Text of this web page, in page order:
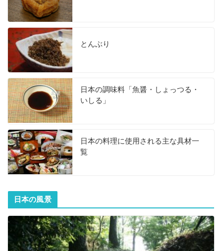
とんぶり
日本の調味料「魚醤・しょっつる・
いしる」
日本の料理に使用される主な具材一
覧
日本の風景